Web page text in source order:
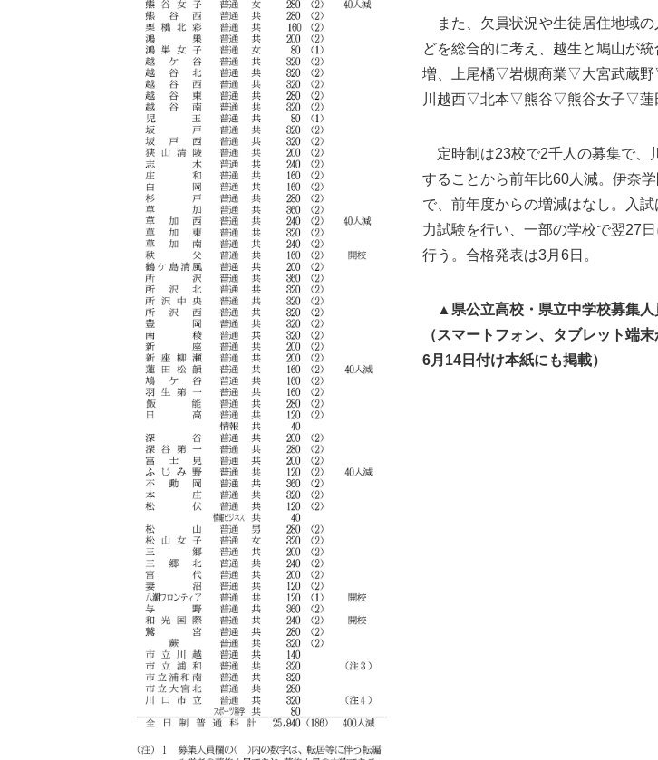
また、欠員状況や生徒居住地域の
どを総合的に考え、越生と鳩山が
増、上尾橘▽岩槻商業▽大宮武蔵
川越西▽北本▽熊谷▽熊谷女子▽蓮
定時制は23校で2千人の募集で、
することから前年比60人減。伊奈
で、前年度からの増減はなし。入
力試験を行い、一部の学校で翌27
行う。合格発表は3月6日。
▲県公立高校・県立中学校募集人
（スマートフォン、タブレット端末
6月14日付け本紙にも掲載）